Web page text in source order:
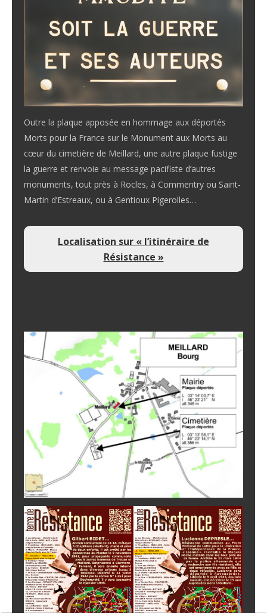
Outre la plaque apposée en hommage aux déportés
Morts pour la France sur le Monument aux Morts au
cœur du cimetière de Meillard, une autre plaque fustige
la guerre et renvoie au message pacifiste d’autres
monuments, tout près à Rocles, à Commentry ou Saint-
Martin d’Estreaux, ou à Gentioux Pigerolles…
Localisation sur « l’itinéraire de
Résistance »